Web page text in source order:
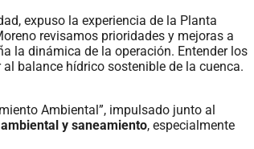
expuso la experiencia de la Planta
revisamos prioridades y mejoras a
la dinámica de la operación. Entender los
balance hídrico sostenible de la cuenca.
Ambiental”, impulsado junto al
y saneamiento, especialmente